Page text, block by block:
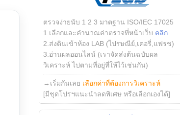
ตรวจง่ายนับ 1 2 3 มาตฐาน ISO/IEC 17025
1.เลือกและคำนวณค่าตรวจที่หน้าเว็บ คลิก
2.ส่งดินเข้าห้อง LAB (ไปรษณีย์,เคอรี่,แฟรช)
3.อ่านผลออนไลน์ (เราจัดส่งต้นฉบับผล
วิเคราะห์ ไปตามที่อยู่ที่ให้ไว้เช่นกัน)
→เริ่มกันเลย เลือกค่าที่ต้องการวิเคราะห์
[มีชุดโปรฯแนะนำลดพิเศษ หรือเลือกเองได้]